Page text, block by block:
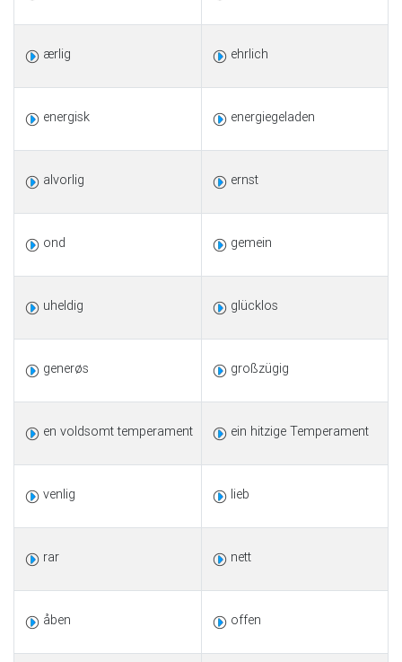
ærlig ehrlich
energisk energiegeladen
alvorlig ernst
ond gemein
uheldig glücklos
generøs großzügig
en voldsomt temperament ein hitzige Temperament
venlig lieb
rar nett
åben offen